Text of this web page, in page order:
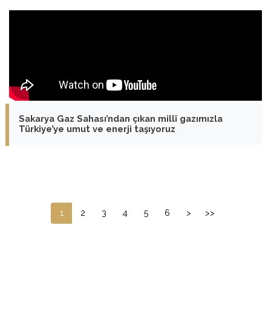
Sakarya Gaz Sahası’ndan çıkan millî gazımızla
Türkiye’ye umut ve enerji taşıyoruz
1 2 3 4 5 6 > >>